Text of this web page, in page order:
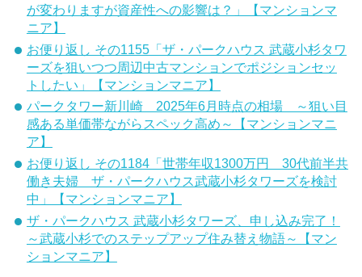
が変わりますが資産性への影響は？」【マンションマ
ニア】
お便り返し その1155「ザ・パークハウス 武蔵小杉タワ
ーズを狙いつつ周辺中古マンションでポジションセッ
トしたい」【マンションマニア】
パークタワー新川崎 2025年6月時点の相場 ～狙い目
感ある単価帯ながらスペック高め～【マンションマニ
ア】
お便り返し その1184「世帯年収1300万円 30代前半共
働き夫婦 ザ・パークハウス武蔵小杉タワーズを検討
中」【マンションマニア】
ザ・パークハウス 武蔵小杉タワーズ、申し込み完了！
～武蔵小杉でのステップアップ住み替え物語～【マン
ションマニア】